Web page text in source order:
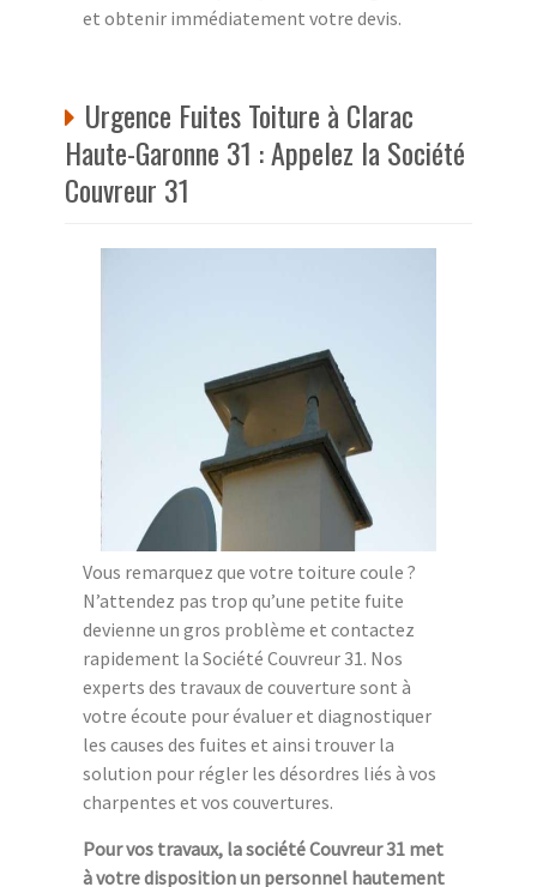
et obtenir immédiatement votre devis.
Urgence Fuites Toiture à Clarac
Haute-Garonne 31 : Appelez la Société
Couvreur 31
Vous remarquez que votre toiture coule ?
N’attendez pas trop qu’une petite fuite
devienne un gros problème et contactez
rapidement la Société Couvreur 31. Nos
experts des travaux de couverture sont à
votre écoute pour évaluer et diagnostiquer
les causes des fuites et ainsi trouver la
solution pour régler les désordres liés à vos
charpentes et vos couvertures.
Pour vos travaux, la société Couvreur 31 met
à votre disposition un personnel hautement